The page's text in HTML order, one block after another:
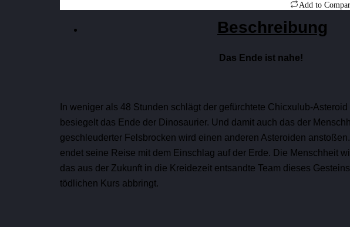
Add to
Beschreibung
Das Ende ist nahe!
In weniger als 48 Stunden schlägt der gefürchtete Chicxulub-
besiegelt das Ende der Dinosaurier. Und damit auch das der
geschleuderter Felsbrocken wird einen anderen Asteroiden
endet seine Reise mit dem Einschlag auf der Erde. Die Menschheit
das aus der Zukunft in die Kreidezeit entsandte Team dieses
tödlichen Kurs abbringt.